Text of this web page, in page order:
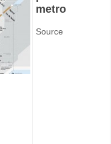
metro
Source